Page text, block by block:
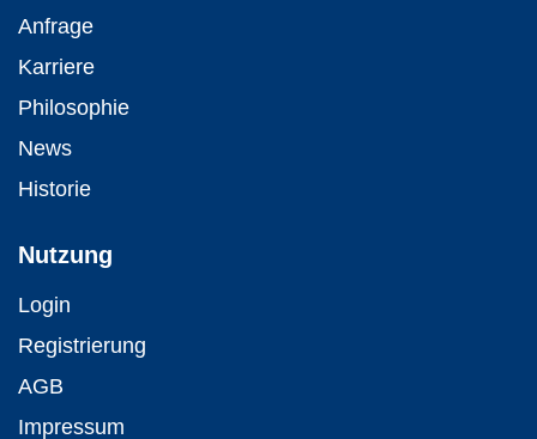
Anfrage
Karriere
Philosophie
News
Historie
Nutzung
Login
Registrierung
AGB
Impressum